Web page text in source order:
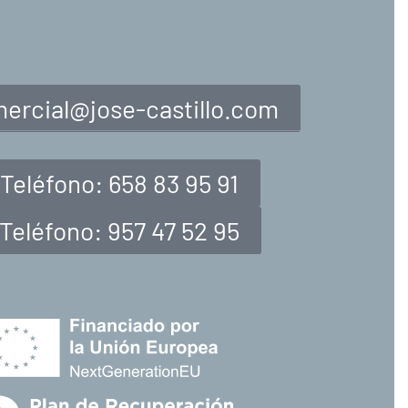
castillo.com
Teléfono: 658 83 95 91
957 47 52 95